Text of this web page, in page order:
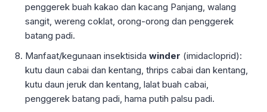
penggerek buah kakao dan kacang Panjang, walang
sangit, wereng coklat, orong-orong dan penggerek
batang padi.
Manfaat/kegunaan insektisidawinder (imidacloprid):
kutu daun cabai dan kentang, thrips cabai dan kentang,
kutu daun jeruk dan kentang, lalat buah cabai,
penggerek batang padi, hama putih palsu padi.